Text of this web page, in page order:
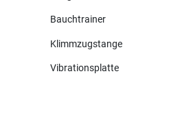
Bauchtrainer
Klimmzugstange
Vibrationsplatte